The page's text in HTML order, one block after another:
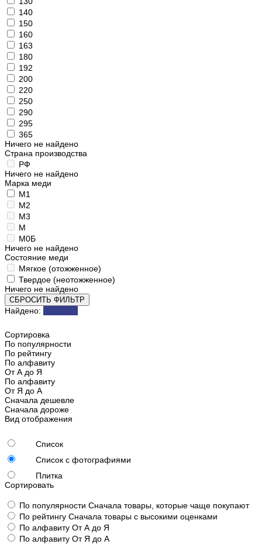
140
150
160
163
180
192
200
220
250
290
295
365
Ничего не найдено
Страна производства
РФ
Ничего не найдено
Марка меди
М1
М2
М3
М
М0Б
Ничего не найдено
Состояние меди
Мягкое (отожженное)
Твердое (неотожженное)
Ничего не найдено
СБРОСИТЬ ФИЛЬТР
Найдено:
Сортировка
По популярности
По рейтингу
По алфавиту
От А до Я
По алфавиту
От Я до А
Сначала дешевле
Сначала дороже
Вид отображения
Список
Список с фотографиями
Плитка
Сортировать
По популярности Сначала товары, которые чаще покупают
По рейтингу Сначала товары с высокими оценками
По алфавиту От А до Я
По алфавиту От Я до А